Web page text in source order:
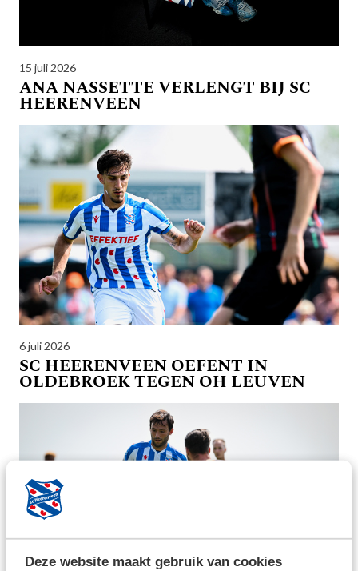
Deze website maakt gebruik van cookies
15 juli 2026
ANA NASSETTE VERLENGT BIJ SC
HEERENVEEN
6 juli 2026
SC HEERENVEEN OEFENT IN
OLDEBROEK TEGEN OH LEUVEN